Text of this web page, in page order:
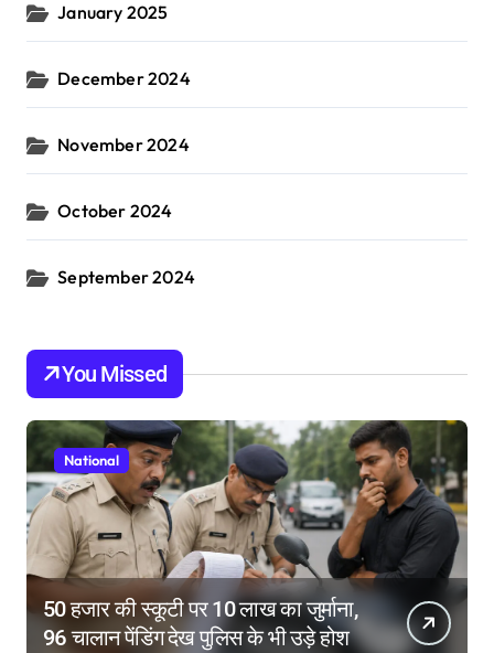
January 2025
December 2024
November 2024
October 2024
September 2024
You Missed
National
50 हजार की स्कूटी पर 10 लाख का जुर्माना,
96 चालान पेंडिंग देख पुलिस के भी उड़े होश